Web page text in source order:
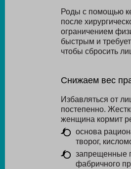
Роды с помощью
после
ограничением
быстрым и
чтобы сбросить
Снижаем вес
Избавляться от
постепенно.
женщина кормит
основа
творог,
запрещенные
фабричного